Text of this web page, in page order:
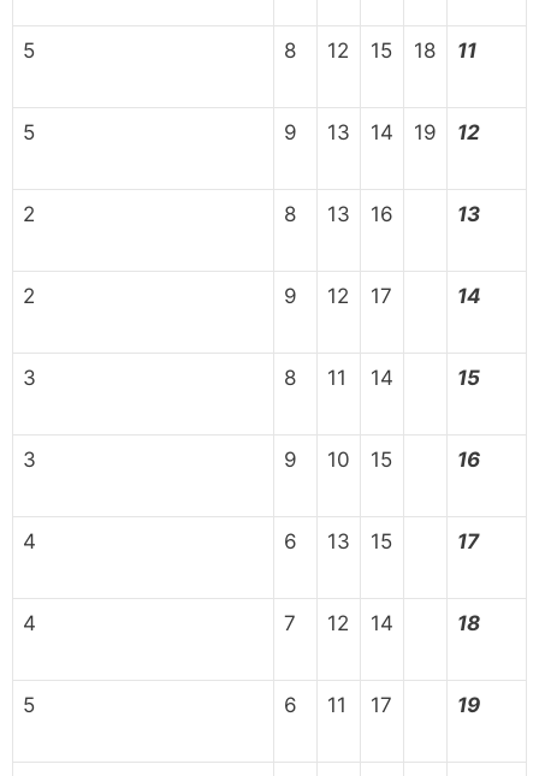
5 8 12 15 18 11
5 9 13 14 19 12
2 8 13 16 13
2 9 12 17 14
3 8 11 14 15
3 9 10 15 16
4 6 13 15 17
4 7 12 14 18
5 6 11 17 19